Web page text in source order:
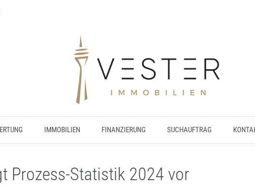
IMMOBILIEN FINANZIERUNG SUCHAUFTRAG
Prozess-Statistik 2024 vor